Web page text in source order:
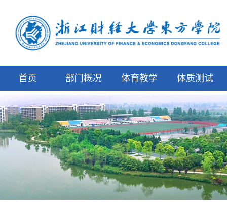
首页 部门概况 体育教学 体质测试